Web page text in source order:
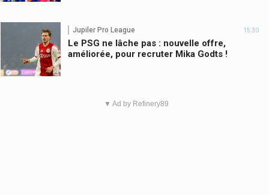
Jupiler Pro League 15:30
Le PSG ne lâche pas : nouvelle offre,
améliorée, pour recruter Mika Godts !
▼ Ad by Refinery89